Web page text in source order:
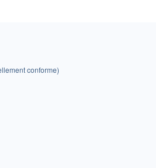
conforme)